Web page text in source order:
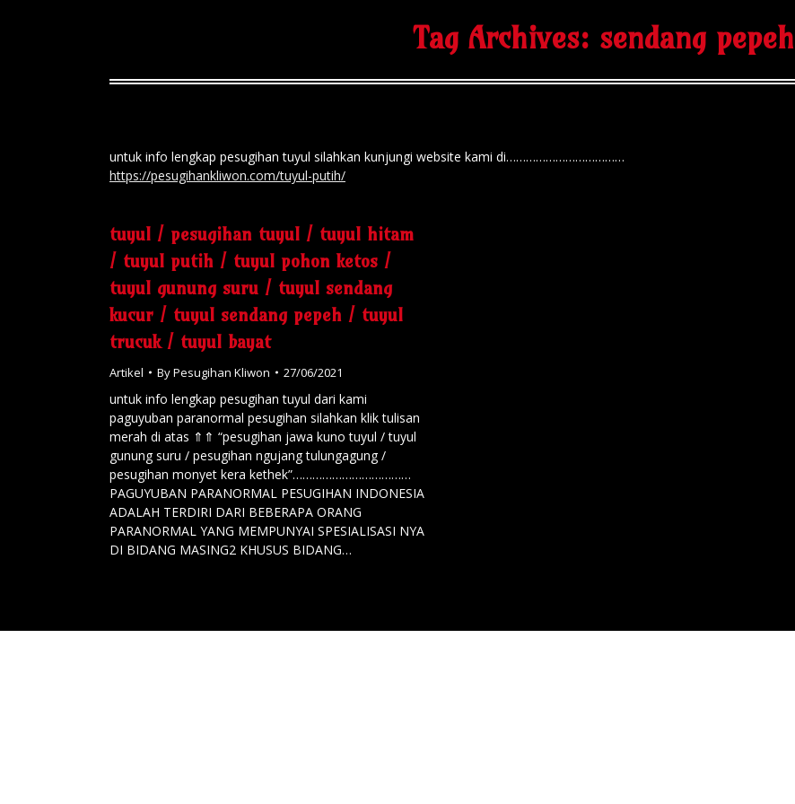
Tag Archives: sendang pepeh
untuk info lengkap pesugihan tuyul silahkan kunjungi website kami di………………………………
https://pesugihankliwon.com/tuyul-putih/
tuyul / pesugihan tuyul / tuyul hitam
/ tuyul putih / tuyul pohon ketos /
tuyul gunung suru / tuyul sendang
kucur / tuyul sendang pepeh / tuyul
trucuk / tuyul bayat
Artikel ByPesugihan Kliwon 27/06/2021
untuk info lengkap pesugihan tuyul dari kami
paguyuban paranormal pesugihan silahkan klik tulisan
merah di atas ⇑⇑ “pesugihan jawa kuno tuyul / tuyul
gunung suru / pesugihan ngujang tulungagung /
pesugihan monyet kera kethek”………………………………
PAGUYUBAN PARANORMAL PESUGIHAN INDONESIA
ADALAH TERDIRI DARI BEBERAPA ORANG
PARANORMAL YANG MEMPUNYAI SPESIALISASI NYA
DI BIDANG MASING2 KHUSUS BIDANG…